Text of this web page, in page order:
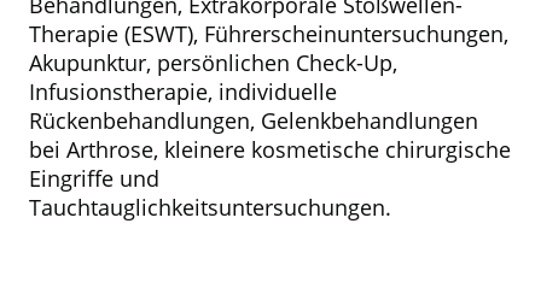
Therapie (ESWT), Führerscheinuntersuchungen,
Akupunktur, persönlichen Check-Up,
Infusionstherapie, individuelle
Rückenbehandlungen, Gelenkbehandlungen
bei Arthrose, kleinere kosmetische chirurgische
Eingriffe und
Tauchtauglichkeitsuntersuchungen.